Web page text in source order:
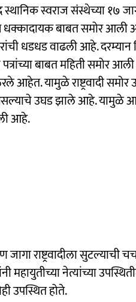
स्थानिक स्वराज संस्थेच्या १७
बाबत समोर आली
धडधड वाढली आहे. दरम्यान
बाबत महिती समोर
आहेत. यामुळे राष्ट्रवादी
उघड झाले आहे. यामुळे
आहे.
राष्ट्रवादीला सुटल्याची
महायुतीच्या नेत्यांच्या
उपस्थित होते.